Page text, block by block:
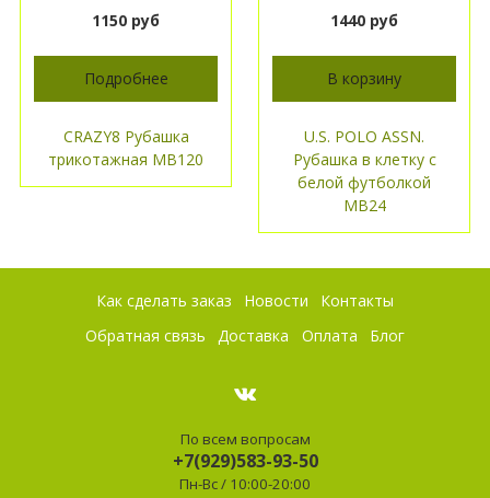
1150 руб
Подробнее
CRAZY8 Рубашка
трикотажная МВ120
1440 руб
В корзину
U.S. POLO ASSN.
Рубашка в клетку с
белой футболкой
МВ24
Как сделать заказ Новости
Контакты
Обратная связь
Доставка Оплата Блог
По всем вопросам
+7(929)583-93-50
Пн-Вс / 10:00-20:00